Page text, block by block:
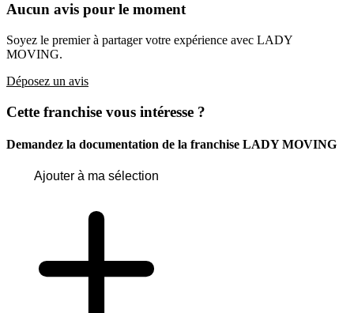
Aucun avis pour le moment
Soyez le premier à partager votre expérience avec LADY
MOVING.
Déposez un avis
Cette franchise vous intéresse ?
Demandez la documentation de la franchise LADY MOVING
Ajouter à ma sélection